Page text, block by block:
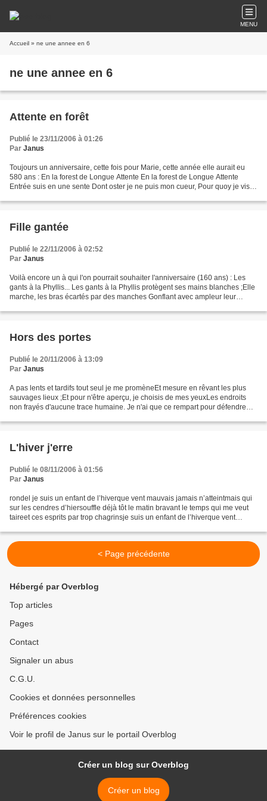
MENU
Accueil » ne une annee en 6
ne une annee en 6
Attente en forêt
Publié le 23/11/2006 à 01:26
Par Janus
Toujours un anniversaire, cette fois pour Marie, cette année elle aurait eu
580 ans : En la forest de Longue Attente En la forest de Longue Attente
Entrée suis en une sente Dont oster je ne puis mon cueur, Pour quoy je vis
Fille gantée
Publié le 22/11/2006 à 02:52
Par Janus
Voilà encore un à qui l'on pourrait souhaiter l'anniversaire (160 ans) : Les
gants à la Phyllis... Les gants à la Phyllis protègent ses mains blanches ;Elle
marche, les bras écartés par des manches Gonflant avec ampleur leur
Hors des portes
Publié le 20/11/2006 à 13:09
Par Janus
A pas lents et tardifs tout seul je me promèneEt mesure en rêvant les plus
sauvages lieux ;Et pour n'être aperçu, je choisis de mes yeuxLes endroits
non frayés d'aucune trace humaine. Je n'ai que ce rempart pour défendre
L'hiver j'erre
Publié le 08/11/2006 à 01:56
Par Janus
rondel je suis un enfant de l’hiverque vent mauvais jamais n’atteintmais qui
sur les cendres d’hiersouffle déjà tôt le matin bravant le temps qui me veut
taireet ces esprits par trop chagrinsje suis un enfant de l’hiverque vent
< Page précédente
Hébergé par Overblog
Top articles
Pages
Contact
Signaler un abus
C.G.U.
Cookies et données personnelles
Préférences cookies
Voir le profil de Janus sur le portail Overblog
Créer un blog sur Overblog
Créer un blog